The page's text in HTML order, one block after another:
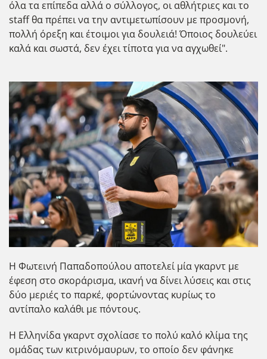
όλα τα επίπεδα αλλά ο σύλλογος, οι αθλήτριες και το
staff θα πρέπει να την αντιμετωπίσουν με προσμονή,
πολλή όρεξη και έτοιμοι για δουλειά! Όποιος δουλεύει
καλά και σωστά, δεν έχει τίποτα για να αγχωθεί".
Η Φωτεινή Παπαδοπούλου αποτελεί μία γκαρντ με
έφεση στο σκοράρισμα, ικανή να δίνει λύσεις και στις
δύο μεριές το παρκέ, φορτώνοντας κυρίως το
αντίπαλο καλάθι με πόντους.
Η Ελληνίδα γκαρντ σχολίασε το πολύ καλό κλίμα της
ομάδας των κιτρινόμαυρων, το οποίο δεν φάνηκε